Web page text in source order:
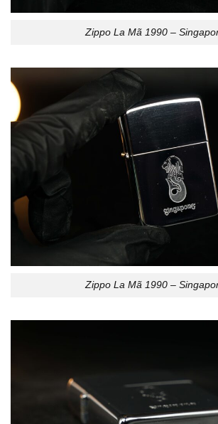
Zippo La Mã 1990 –
Zippo La Mã 1990 –